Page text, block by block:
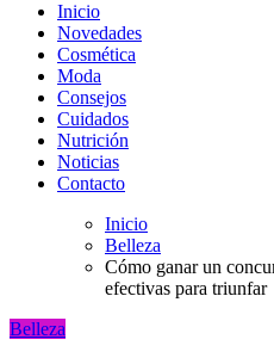
Inicio
Novedades
Cosmética
Moda
Consejos
Cuidados
Nutrición
Noticias
Contacto
Inicio
Belleza
Cómo ganar un
efectivas para triunfar
Belleza